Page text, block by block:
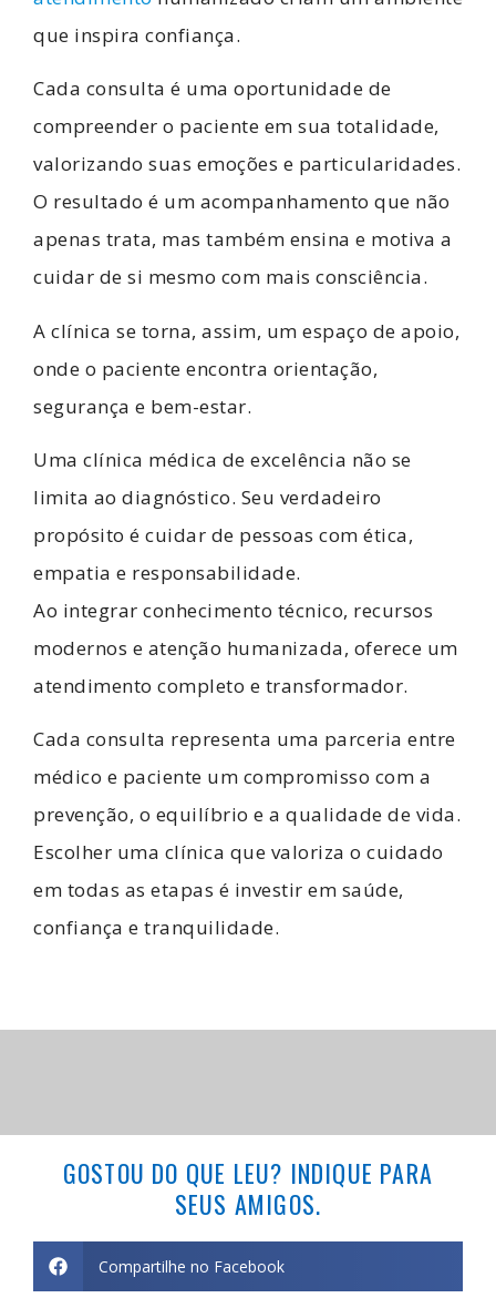
que inspira confiança.
Cada consulta é uma oportunidade de
compreender o paciente em sua totalidade,
valorizando suas emoções e particularidades.
O resultado é um acompanhamento que não
apenas trata, mas também ensina e motiva a
cuidar de si mesmo com mais consciência.
A clínica se torna, assim, um espaço de apoio,
onde o paciente encontra orientação,
segurança e bem-estar.
Uma clínica médica de excelência não se
limita ao diagnóstico. Seu verdadeiro
propósito é cuidar de pessoas com ética,
empatia e responsabilidade.
Ao integrar conhecimento técnico, recursos
modernos e atenção humanizada, oferece um
atendimento completo e transformador.
Cada consulta representa uma parceria entre
médico e paciente um compromisso com a
prevenção, o equilíbrio e a qualidade de vida.
Escolher uma clínica que valoriza o cuidado
em todas as etapas é investir em saúde,
confiança e tranquilidade.
GOSTOU DO QUE LEU? INDIQUE PARA
SEUS AMIGOS.
Compartilhe no Facebook